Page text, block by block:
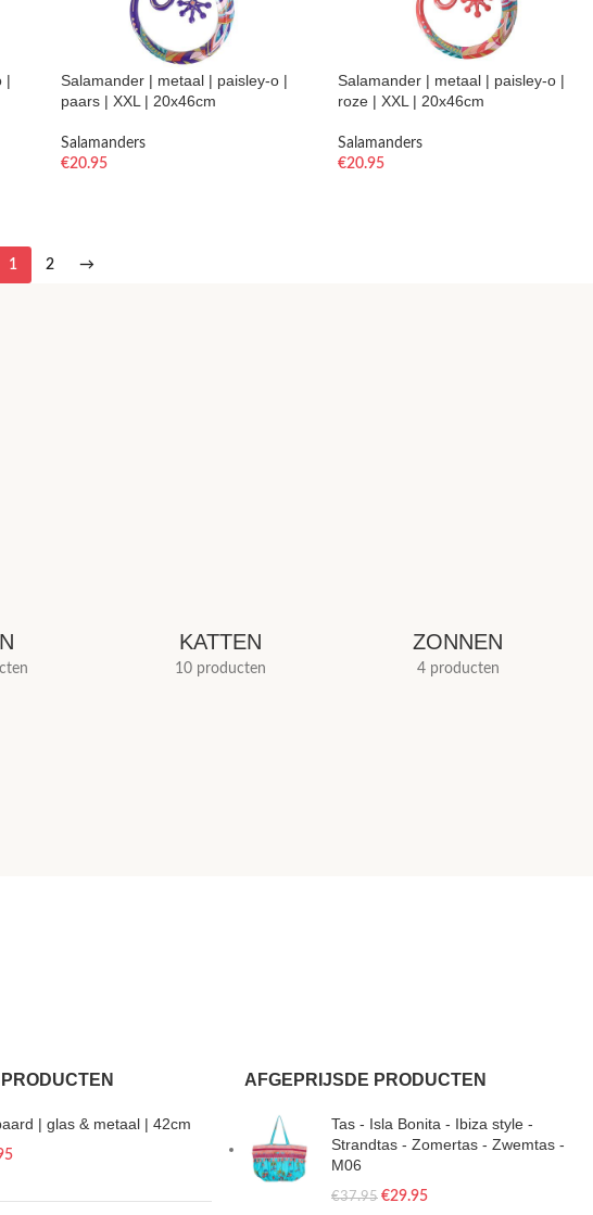
|
Salamander | metaal | paisley-o |
paars | XXL | 20x46cm
Salamanders
€20.95
Salamander | metaal | paisley-o |
roze | XXL | 20x46cm
Salamanders
€20.95
1 2 →
KATTEN
10 producten
ZONNEN
4 producten
| glas & metaal | 42cm
AFGEPRIJSDE PRODUCTEN
Tas - Isla Bonita - Ibiza style -
Strandtas - Zomertas - Zwemtas -
M06
€37.95 €29.95